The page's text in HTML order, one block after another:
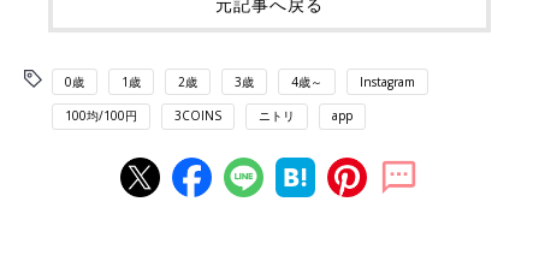
元記事へ戻る
0歳 1歳 2歳 3歳 4歳～ Instagram
100均/100円 3COINS ニトリ app